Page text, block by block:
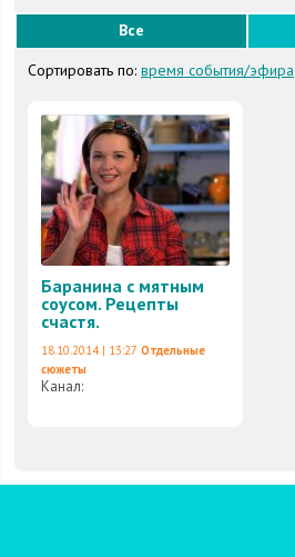
Все
Сортировать по: время события/эфира
Баранина с мятным
соусом. Рецепты
счастя.
18.10.2014 | 13:27 Отдельные
сюжеты
Канал: